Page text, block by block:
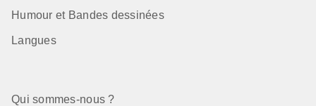
Humour et Bandes dessinées
Langues
Qui sommes-nous ?